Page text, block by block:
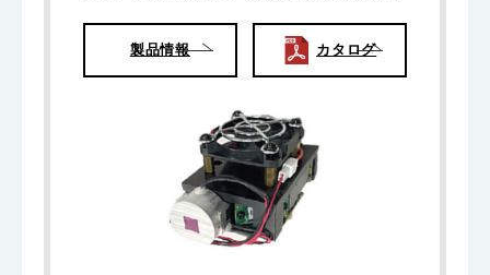
製品情報 カタログ